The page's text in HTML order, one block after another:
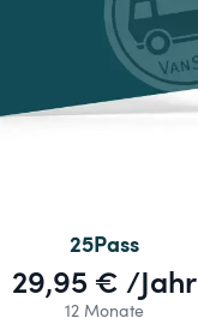
25Pass
29,95 € /Jahr
12 Monate